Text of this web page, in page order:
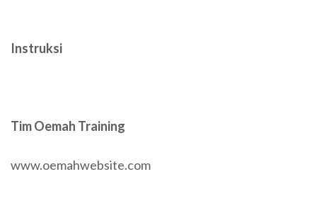
Instruksi
Tim Oemah Training
www.oemahwebsite.com